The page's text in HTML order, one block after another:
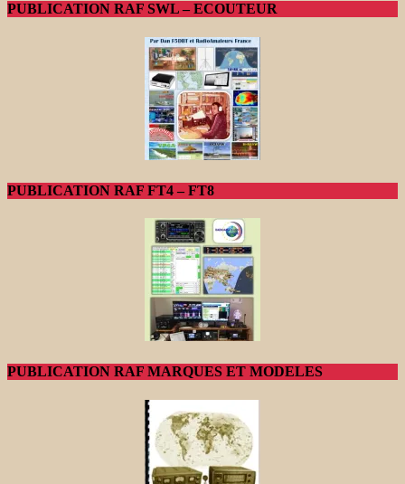
PUBLICATION RAF SWL – ECOUTEUR
PUBLICATION RAF FT4 – FT8
PUBLICATION RAF MARQUES ET MODELES